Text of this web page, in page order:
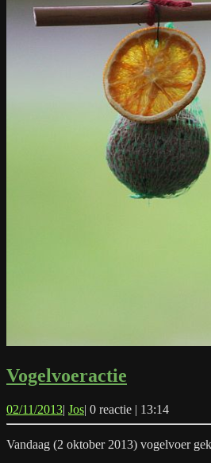
Vogelvoeractie
02/11/201302/11/2013
| JosJos
| 0 reactie | 13:14
Vandaag (2 oktober 2013) vogelvoer